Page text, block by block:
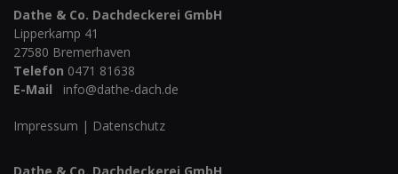
Dathe & Co. Dachdeckerei GmbH
Lipperkamp 41
27580 Bremerhaven
Telefon 0471 81638
E-Mail info@dathe-dach.de
Impressum | Datenschutz